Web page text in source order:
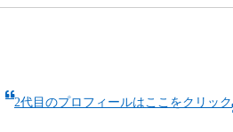
2代目のプロフィールはここをクリック